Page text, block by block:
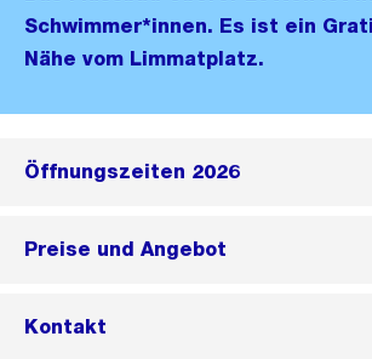
Schwimmer*innen. Es ist ein
Nähe vom Limmatplatz.
Öffnungszeiten 2026
Preise und Angebot
Kontakt